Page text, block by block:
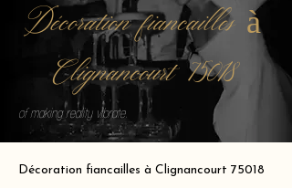
Décoration fiancailles à
Clignancourt 75018
of making reality vibrate.
Décoration fiancailles à Clignancourt 75018